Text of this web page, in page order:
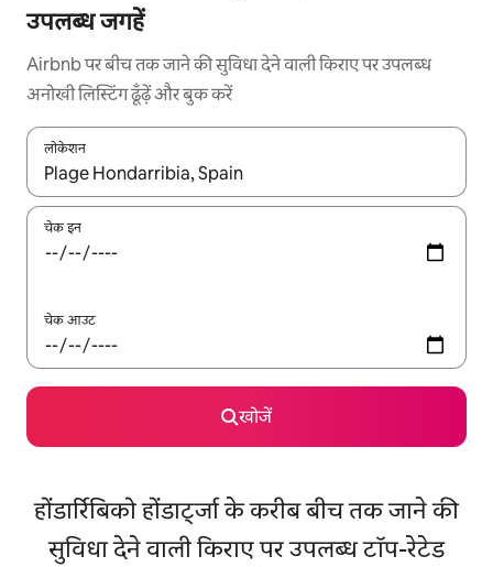
उपलब्ध जगहें
Airbnb पर बीच तक जाने की सुविधा देने वाली किराए पर उपलब्ध
अनोखी लिस्टिंग ढूँढ़ें और बुक करें
लोकेशन
नतीजों के उपलब्ध होने पर, अप और डाउन 'ऐरो की' का इस्तेमाल करके नेविगेट
चेक इन
चेक आउट
खोजें
होंडार्रिबिको होंडार्ट्जा के करीब बीच तक जाने की
सुविधा देने वाली किराए पर उपलब्ध टॉप-रेटेड